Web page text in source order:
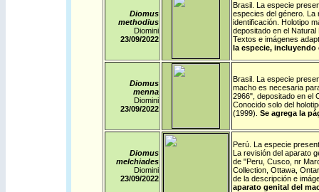
Diomus
methodius
Diomini
23/09/2022
Brasil. La especie
especies del género. La
identificación. Holotipo
depositado en el
Textos e imágenes
la especie, incluyendo
Diomus
menna
Diomini
23/09/2022
Brasil. La especie
macho es necesaria
2966", depositado en el
Conocido solo del
(1999). Se agrega la
Diomus
melchiades
Diomini
23/09/2022
Perú. La especie
La revisión del aparato
de "Peru, Cusco, nr
Collection, Ottawa,
de la descripción e
aparato genital del